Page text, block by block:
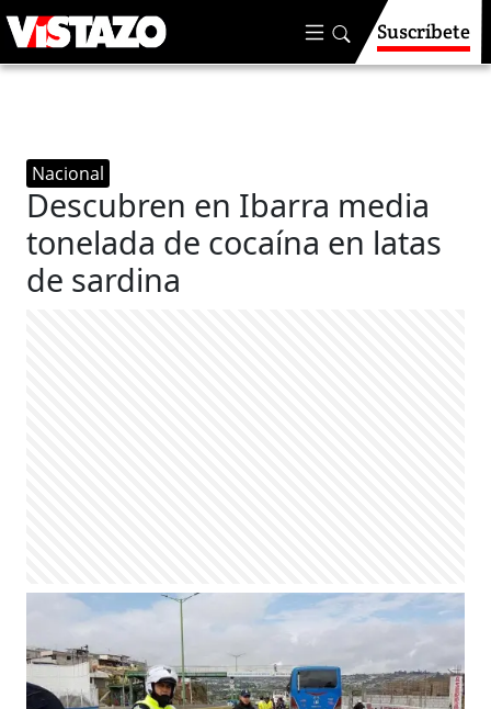
Suscríbete
Nacional
Descubren en Ibarra media
tonelada de cocaína en latas
de sardina